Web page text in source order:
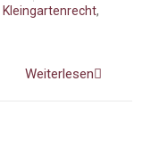
Kleingartenrecht,
Weiterlesen